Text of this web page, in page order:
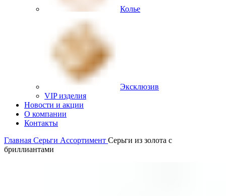
Колье
Эксклюзив
VIP изделия
Новости и акции
О компании
Контакты
Главная Серьги Ассортимент Серьги из золота с
бриллиантами